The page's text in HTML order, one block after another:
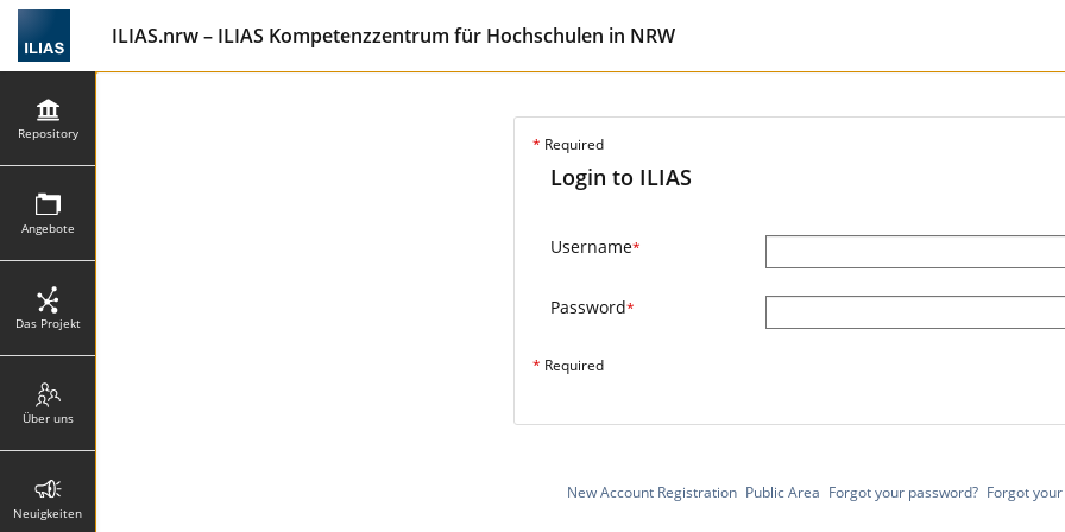
ILIAS.nrw – ILIAS Kompetenzzentrum für Hochschulen in NRW
Repository
Angebote
Das Projekt
Über uns
Neuigkeiten
* Required
Login to ILIAS
Username*
Password*
* Required
New Account Registration Public Area Forgot your password? Forgot